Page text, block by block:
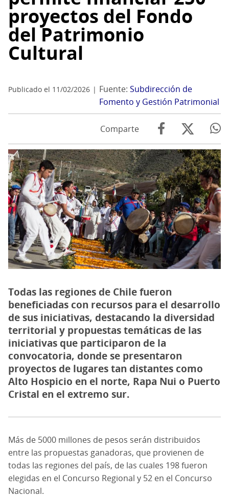
proyectos del Fondo
del Patrimonio
Cultural
Publicado el 11/02/2026 Fuente: Subdirección de
Fomento y Gestión Patrimonial
Comparte
Todas las regiones de Chile fueron
beneficiadas con recursos para el desarrollo
de sus iniciativas, destacando la diversidad
territorial y propuestas temáticas de las
iniciativas que participaron de la
convocatoria, donde se presentaron
proyectos de lugares tan distantes como
Alto Hospicio en el norte, Rapa Nui o Puerto
Cristal en el extremo sur.
Más de 5000 millones de pesos serán distribuidos
entre las propuestas ganadoras, que provienen de
todas las regiones del país, de las cuales 198 fueron
elegidas en el Concurso Regional y 52 en el Concurso
Nacional.